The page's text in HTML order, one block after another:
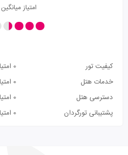
امتیاز میانگین
کیفیت تور 0 امتیاز
خدمات هتل
0 امتیاز
دسترسی هتل
0 امتیاز
پشتیبانی تورگردان
0 امتیاز